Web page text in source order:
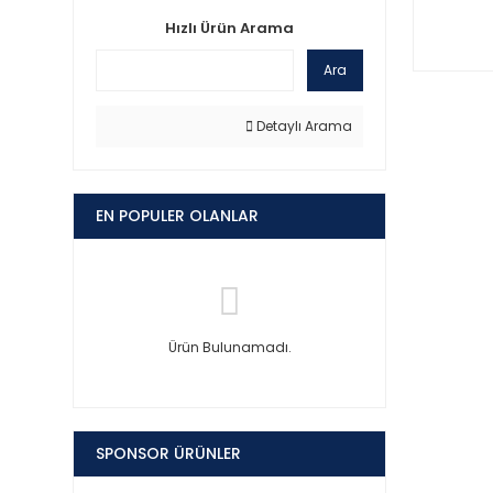
Hızlı Ürün Arama
Ara
Detaylı Arama
EN POPULER OLANLAR
Ürün Bulunamadı.
SPONSOR ÜRÜNLER